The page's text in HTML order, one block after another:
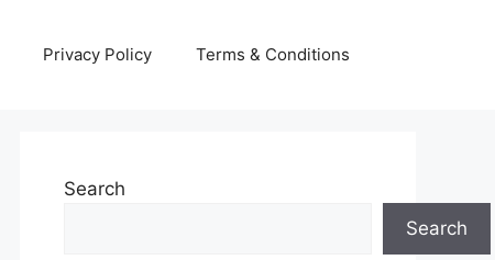
Privacy Policy Terms & Conditions
Search
Search